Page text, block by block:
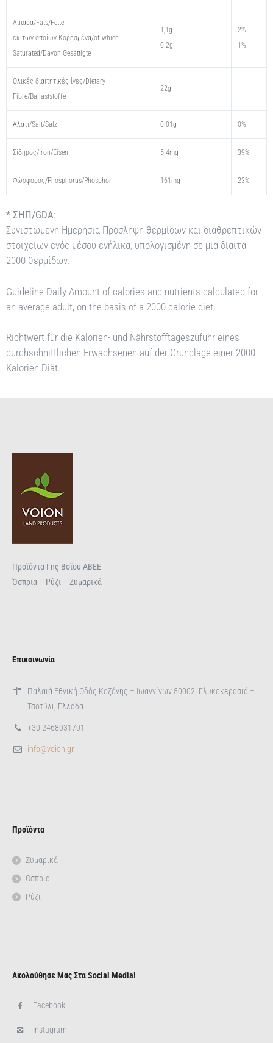
Λιπαρά/Fats/Fette
εκ των οποίων Kορεσμένα/of which
Saturated/Davon Gesättigte
1,1g
0.2g
2%
1%
Oλικές διαιτητικές ίνες/Dietary
Fibre/Ballaststoffe
22g
Αλάτι/Salt/Salz 0.01g 0%
Σίδηρος/Iron/Eisen 5.4mg 39%
Φώσφορος/Phosphorus/Phosphor 161mg 23%
* ΣΗΠ/GDA:
Συνιστώμενη Ημερήσια Πρόσληψη θερμίδων και διαθρεπτικών
στοιχείων ενός μέσου ενήλικα, υπολογισμένη σε μια δίαιτα
2000 θερμίδων.
Guideline Daily Amount of calories and nutrients calculated for
an average adult, on the basis of a 2000 calorie diet.
Richtwert für die Kalorien- und Nährstofftageszufuhr eines
durchschnittlichen Erwachsenen auf der Grundlage einer 2000-
Kalorien-Diät.
Προϊόντα Γnς Βοϊου ΑΒΕΕ
Όσπρια – Ρύζι – Ζυμαρικά
Επικοινωνία
Παλαιά Εθνική Οδός Κοζάνης – Ιωαννίνων 50002, Γλυκοκερασιά –
Τσοτύλι, Ελλάδα
+30 2468031701
info@voion.gr
Προϊόντα
Ζυμαρικά
Όσπρια
Ρύζι
Ακολούθησε Μας Στα Social Media!
Facebook
Instagram